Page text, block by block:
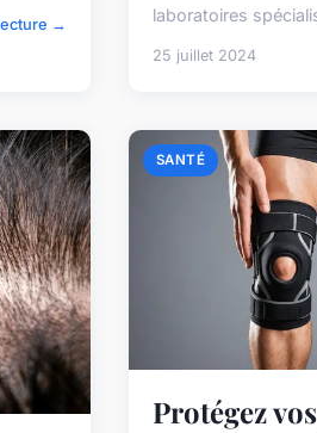
→
laboratoires
25 juillet 2024
SANTÉ
Protégez